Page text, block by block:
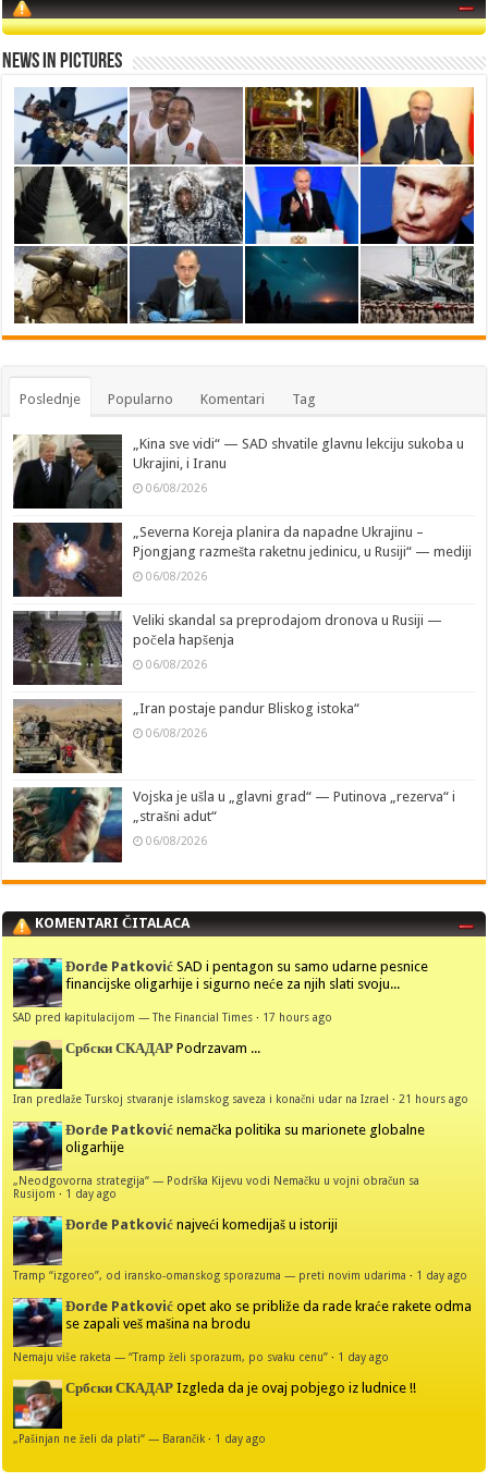
News in Pictures
Poslednje Popularno Komentari Tag
„Kina sve vidi“ — SAD shvatile glavnu lekciju sukoba u
Ukrajini, i Iranu
06/08/2026
„Severna Koreja planira da napadne Ukrajinu –
Pjongjang razmešta raketnu jedinicu, u Rusiji“ — mediji
06/08/2026
Veliki skandal sa preprodajom dronova u Rusiji —
počela hapšenja
06/08/2026
„Iran postaje pandur Bliskog istoka“
06/08/2026
Vojska je ušla u „glavni grad“ — Putinova „rezerva“ i
„strašni adut“
06/08/2026
KOMENTARI ČITALACA
Đorđe Patković SAD i pentagon su samo udarne pesnice
financijske oligarhije i sigurno neće za njih slati svoju...
SAD pred kapitulacijom — The Financial Times · 17 hours ago
Србски СКАДАР Podrzavam ...
Iran predlaže Turskoj stvaranje islamskog saveza i konačni udar na Izrael · 21 hours ago
Đorđe Patković nemačka politika su marionete globalne
oligarhije
„Neodgovorna strategija“ — Podrška Kijevu vodi Nemačku u vojni obračun sa
Rusijom · 1 day ago
Đorđe Patković najveći komedijaš u istoriji
Tramp “izgoreo”, od iransko-omanskog sporazuma — preti novim udarima · 1 day ago
Đorđe Patković opet ako se približe da rade kraće rakete odma
se zapali veš mašina na brodu
Nemaju više raketa — “Tramp želi sporazum, po svaku cenu” · 1 day ago
Србски СКАДАР Izgleda da je ovaj pobjego iz ludnice !!
„Pašinjan ne želi da plati“ — Barančik · 1 day ago